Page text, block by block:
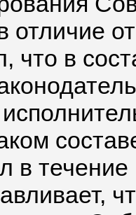
что в
в течение